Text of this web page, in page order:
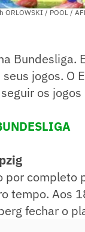
ORLOWSKI / POOL /
Bundesliga.
jogos. O
os
por
tempo. Aos
fechar o